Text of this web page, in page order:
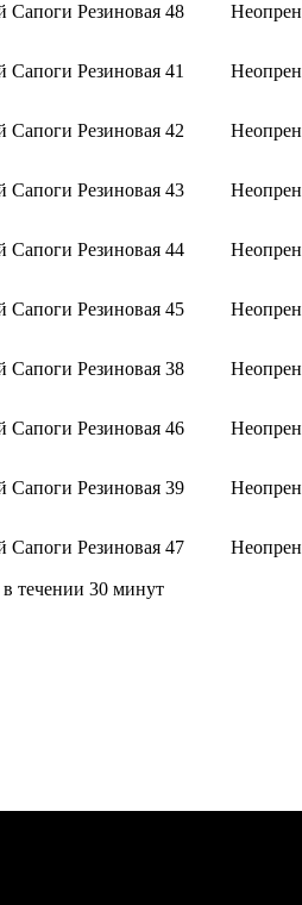
Сапоги Резиновая 48 Неопрен
Сапоги Резиновая 41 Неопрен
Сапоги Резиновая 42 Неопрен
Сапоги Резиновая 43 Неопрен
Сапоги Резиновая 44 Неопрен
Сапоги Резиновая 45 Неопрен
Сапоги Резиновая 38 Неопрен
Сапоги Резиновая 46 Неопрен
Сапоги Резиновая 39 Неопрен
Сапоги Резиновая 47 Неопрен
течении 30 минут